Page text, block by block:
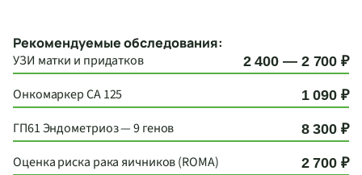
Рекомендуемые обследования:
УЗИ матки и придатков
2 400 — 2 700 ₽
Онкомаркер CA 125 1 090 ₽
ГП61 Эндометриоз — 9 генов 8 300 ₽
Оценка риска рака яичников (ROMA) 2 700 ₽